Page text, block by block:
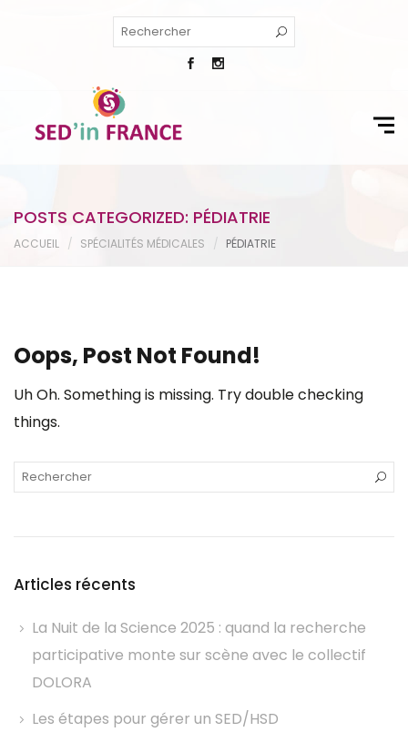
POSTS CATEGORIZED: PÉDIATRIE
ACCUEIL SPÉCIALITÉS MÉDICALES PÉDIATRIE
Oops, Post Not Found!
Uh Oh. Something is missing. Try double checking
things.
Articles récents
La Nuit de la Science 2025 : quand la recherche
participative monte sur scène avec le collectif
DOLORA
Les étapes pour gérer un SED/HSD